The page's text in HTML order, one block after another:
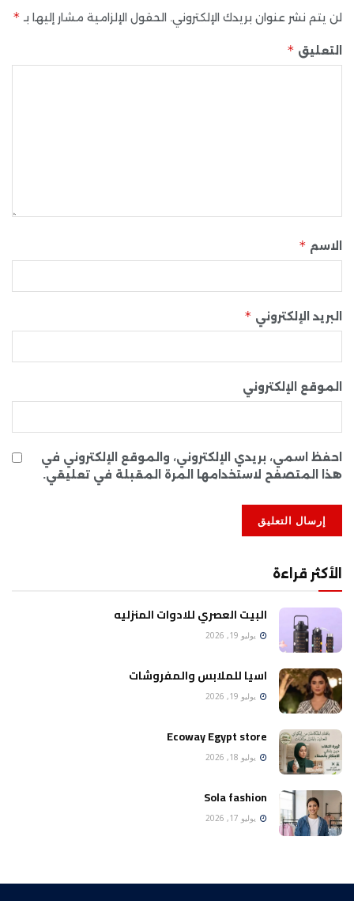
لن يتم نشر عنوان بريدك الإلكتروني. الحقول الإلزامية مشار إليها بـ *
التعليق *
الاسم *
البريد الإلكتروني *
الموقع الإلكتروني
احفظ اسمي، بريدي الإلكتروني، والموقع الإلكتروني في
هذا المتصفح لاستخدامها المرة المقبلة في تعليقي.
الأكثر قراءة
البيت العصري للادوات المنزليه
يوليو 19, 2026
اسيا للملابس والمفروشات
يوليو 19, 2026
Ecoway Egypt store
يوليو 18, 2026
Sola fashion
يوليو 17, 2026